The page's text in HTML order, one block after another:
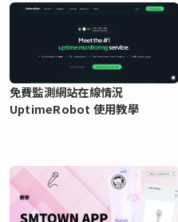
免費監測網站在線情況
UptimeRobot 使用教學